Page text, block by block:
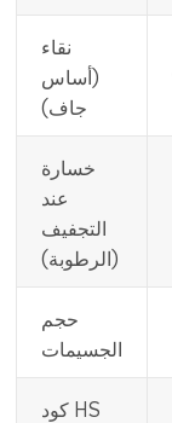
نقاء
(أساس
جاف)
خسارة
عند
التجفيف
(الرطوبة)
حجم
الجسيمات
كود HS